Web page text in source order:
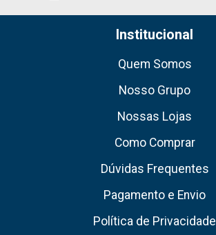
Institucional
Quem Somos
Nosso Grupo
Nossas Lojas
Como Comprar
Dúvidas Frequentes
Pagamento e Envio
Política de Privacidade